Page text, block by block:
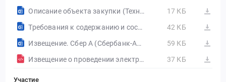
Описание объекта закупки (Техническое задание)
17 КБ
Требования к содержанию и составу заявки на участие в аукционе
42 КБ
Извещение. Сбер А (Сбербанк-АСТ)
59 КБ
Извещение о проведении электронного аукциона от 24.10.2024 №0843500000224006312
37 КБ
Участие